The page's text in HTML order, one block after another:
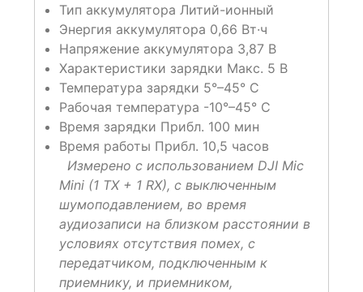
Тип аккумулятора Литий-ионный
Энергия аккумулятора 0,66 Вт·ч
Напряжение аккумулятора 3,87 В
Характеристики зарядки Макс. 5 В
Температура зарядки 5°–45° C
Рабочая температура -10°–45° C
Время зарядки Прибл. 100 мин
Время работы Прибл. 10,5 часов
Измерено с использованием DJI Mic
Mini (1 TX + 1 RX), с выключенным
шумоподавлением, во время
аудиозаписи на близком расстоянии в
условиях отсутствия помех, с
передатчиком, подключенным к
приемнику, и приемником,